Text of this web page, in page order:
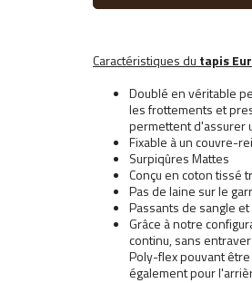
Caractéristiques du tapis
Doublé en véritable
les frottements et
permettent d'assurer
Fixable à un couvre-
Surpiqûres Mattes
Conçu en coton tissé
Pas de laine sur le
Passants de sangle
Grâce à notre
continu, sans
Poly-flex pouvant
également pour